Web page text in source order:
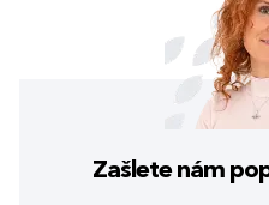
Zašlete nám